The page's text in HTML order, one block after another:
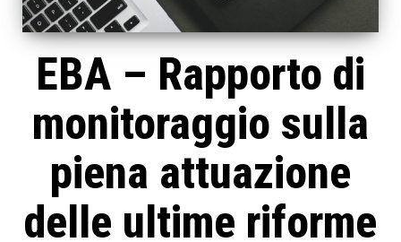
EBA – Rapporto di
monitoraggio sulla
piena attuazione
delle ultime riforme